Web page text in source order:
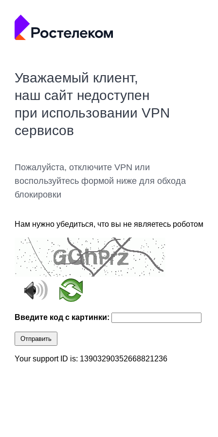
Уважаемый клиент,
наш сайт недоступен
при использовании VPN
сервисов
Пожалуйста, отключите VPN или
воспользуйтесь формой ниже для обхода
блокировки
Нам нужно убедиться, что вы не являетесь роботом
Введите код с картинки:
Отправить
Your support ID is: 13903290352668821236